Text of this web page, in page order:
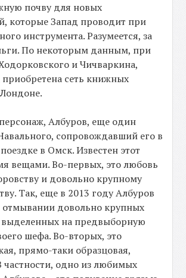
почву для новых
которые Запад проводит при
инструмента. Разумеется, за
По некоторым данным, при
и Чичваркина,
сеть книжных
Албуров, еще один
сопровождавший его в
в Омск. Известен этот
вещами. Во-первых, это любовь
и довольно крупному
Так, еще в 2013 году Албуров
отмывании довольно крупных
на предвыборную
шефа. Во-вторых, это
прямо-таки образцовая,
частности, одно из любимых